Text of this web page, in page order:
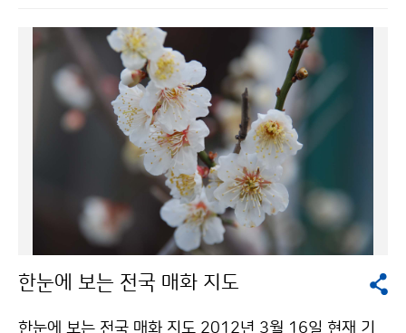
가는 날", "파리가 조는 듯한 더위" 등 독특한 날씨해설로
40~70대 시청자들의 기억 속에 있다. 김 통보관은 매직
펜으로 일기도를 직접 그리며 구수하고 명쾌한 날씨 해설
로 인기를 끌었다. 80, 90년대 일기예보곡이었던 피아노
연주곡 ´The happy song´ 또한 아직도 많은 이들에게
추억의 노래로 남아있다. 김 통보관은 국민들에게 일기예
보를 친근하고 신뢰감있게 전달한 공로로 2010년 세계
기상의 날에 국민훈장 동백장을 받았다.기상청 이(가) 창
작한 추억의 기상캐스터, 김동완 기상통보관 저작물은
할 수 있습니다.
한눈에 보는 전국 매화 지도
한눈에 보는 전국 매화 지도 2012년 3월 16일 현재 기